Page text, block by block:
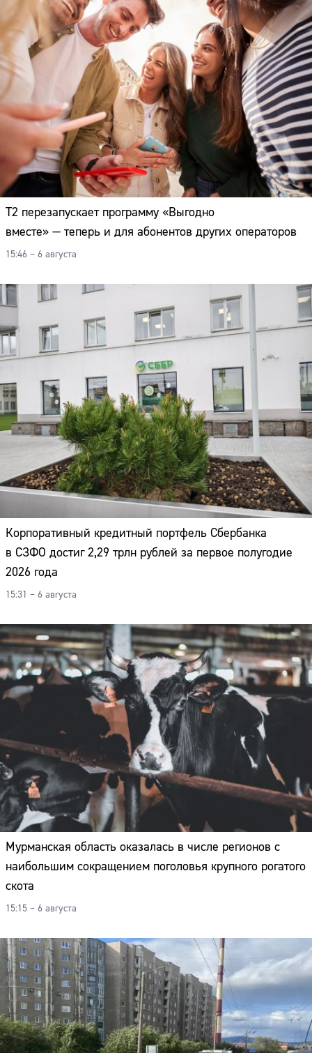
Т2 перезапускает программу «Выгодно
вместе» — теперь и для абонентов других операторов
15:46 – 6 августа
Корпоративный кредитный портфель Сбербанка
в СЗФО достиг 2,29 трлн рублей за первое полугодие
2026 года
15:31 – 6 августа
Мурманская область оказалась в числе регионов с
наибольшим сокращением поголовья крупного рогатого
скота
15:15 – 6 августа
Сайт: